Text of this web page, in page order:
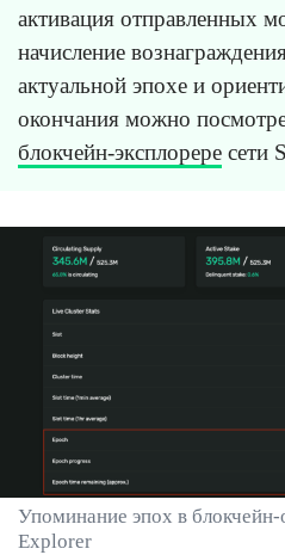
активация отправленных
начисление
актуальной эпохе и
окончания можно
блокчейн-эксплорере сети
Упоминание эпох в блокчейн-
Explorer